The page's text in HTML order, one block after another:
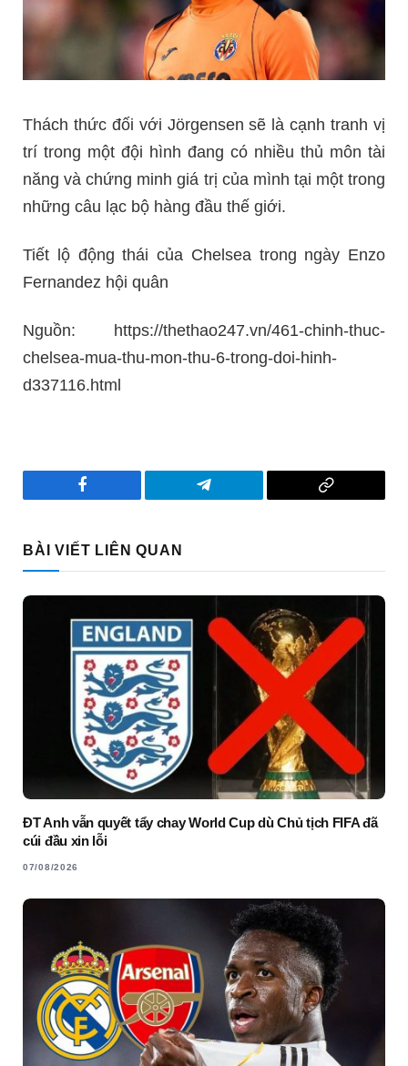
Thách thức đối với Jörgensen sẽ là cạnh tranh vị
trí trong một đội hình đang có nhiều thủ môn tài
năng và chứng minh giá trị của mình tại một trong
những câu lạc bộ hàng đầu thế giới.
Tiết lộ động thái của Chelsea trong ngày Enzo
Fernandez hội quân
Nguồn: https://thethao247.vn/461-chinh-thuc-
chelsea-mua-thu-mon-thu-6-trong-doi-hinh-
d337116.html
Facebook Telegram
Copy
BÀI VIẾT LIÊN QUAN
ĐT Anh vẫn quyết tẩy chay World Cup dù Chủ tịch FIFA đã
cúi đầu xin lỗi
07/08/2026